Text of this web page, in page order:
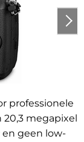
professionele
megapixel
en geen low-